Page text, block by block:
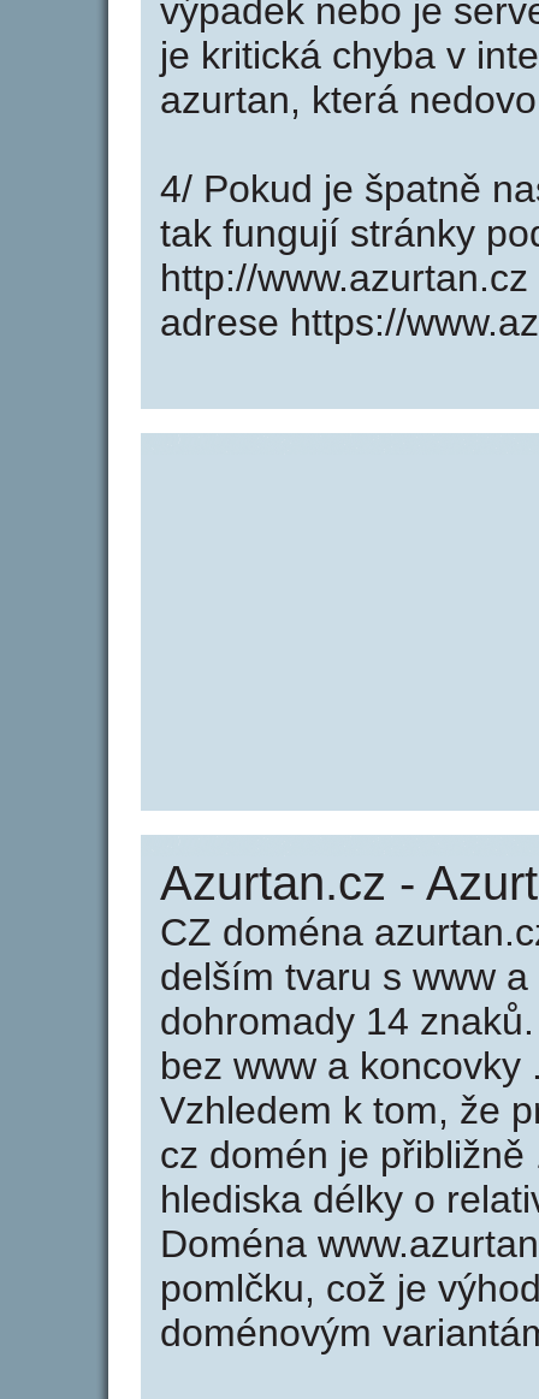
výpadek nebo je
je kritická chyba v
azurtan, která
4/ Pokud je špatně
tak fungují stránky
http://
adrese https://
Azurtan.cz -
CZ doména
delším tvaru s www
dohromady 14
bez www a
Vzhledem k tom, že
cz domén je
hlediska délky o
Doména
pomlčku, což je
doménovým